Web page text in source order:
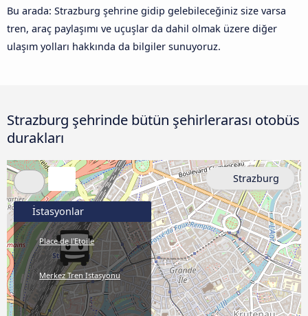
Bu arada: Strazburg şehrine gidip gelebileceğiniz size varsa
tren, araç paylaşımı ve uçuşlar da dahil olmak üzere diğer
ulaşım yolları hakkında da bilgiler sunuyoruz.
Strazburg şehrinde bütün şehirlerarası otobüs
durakları
İstasyonlar
Place de l'Etoile
Merkez Tren Istasyonu
Strazburg